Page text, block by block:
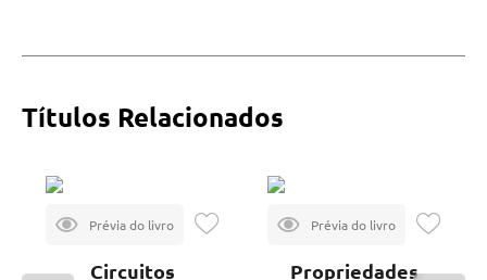
Títulos Relacionados
Circuitos
Propriedades